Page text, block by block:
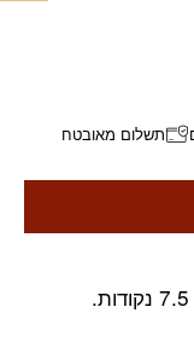
תשלום מאובטח